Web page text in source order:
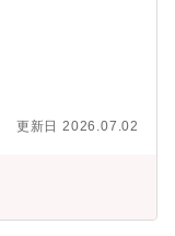
AIプロジェクトの
で解決するプロジ
ットフォームを通
通させる。【身に就
キル■投資・アライ
調整、仕様変更へ
アドバイザーの手
務では、引合対応
的な調整を担う。○
、顧客と自社（製
、落としどころ、
１年から最長5年程
によって担当企業
更新日 2026.07.02